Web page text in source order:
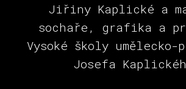
Jiřiny Kaplické a
sochaře, grafika a
Vysoké školy umělecko-
Josefa